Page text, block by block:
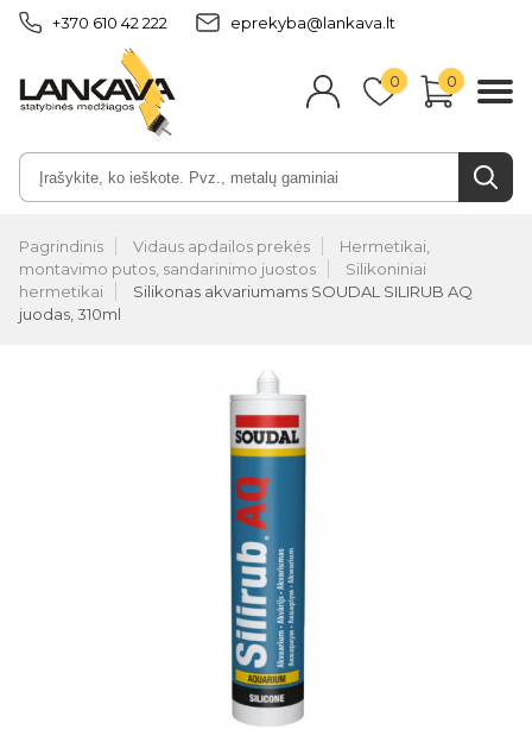
+370 610 42 222 eprekyba@lankava.lt
0 0
Pagrindinis Vidaus apdailos prekės
Hermetikai,
montavimo putos, sandarinimo juostos
Silikoniniai
hermetikai
Silikonas akvariumams SOUDAL SILIRUB AQ
juodas, 310ml